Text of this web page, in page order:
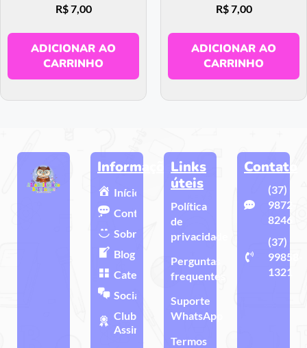
R$7,00
ADICIONAR AO
CARRINHO
R$7,00
ADICIONAR AO
CARRINHO
Informações
Início
Contato
Sobre
Blog
Categorias
Sociais
Clube de
Assinatura
Links
úteis
Política
de
privacidade
Perguntas
frequentes
Suporte
WhatsApp
Termos
Contato
(37)
9872-
8246
(37)
99858-
1321